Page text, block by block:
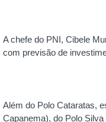
A chefe do PNI, Cibele
com previsão de
Além do Polo Cataratas,
Capanema), do Polo